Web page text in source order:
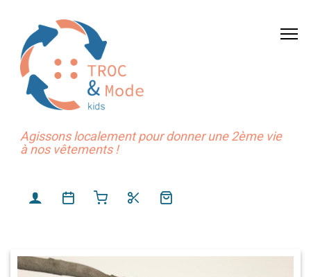
Agissons localement pour donner une 2ème vie
à nos vêtements !